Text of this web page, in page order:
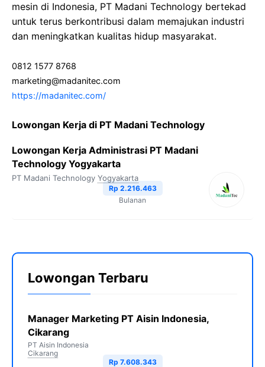
mesin di Indonesia, PT Madani Technology bertekad
untuk terus berkontribusi dalam memajukan industri
dan meningkatkan kualitas hidup masyarakat.
0812 1577 8768
marketing@madanitec.com
https://madanitec.com/
Lowongan Kerja di PT Madani Technology
Lowongan Kerja Administrasi PT Madani
Technology Yogyakarta
PT Madani Technology Yogyakarta
Rp 2.216.463
Bulanan
Lowongan Terbaru
Manager Marketing PT Aisin Indonesia,
Cikarang
PT Aisin Indonesia
Cikarang
Rp 7.608.343